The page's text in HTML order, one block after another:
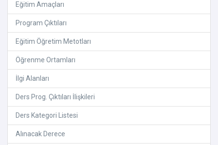
Eğitim Amaçları
Program Çıktıları
Eğitim Öğretim Metotları
Öğrenme Ortamları
İlgi Alanları
Ders Prog. Çıktıları İlişkileri
Ders Kategori Listesi
Alınacak Derece